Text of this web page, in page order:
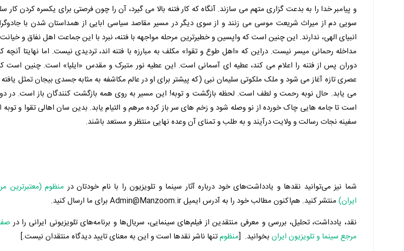
و پیامبر خدا را به بدعت گزاری متهم می سازند. آنگاه که کار فتنه بالا می گیرد، آن را چون فرصتی برای یکسره کردن کار
سویی دم از میراث شریعت موسی می زنند و از سوی دیگر در مسیر مقاصد سیاسی ابایی از همداستان شدن با
انبیای الهی، ندارند. این چنین است که واپسین و خطیرترین مرحله مواجهه با فتنه، نبرد با این جماعت اهل نفاق و
مداخله رحمانی میسر نیست. دراین که «اهل طوع و تقوا» مکلف به مبارزه با فتنه اند، تردیدی نیست. اما نهایتا آنچه
دوران پس از فتنه را اعلام می کند، عطیه ای آسمانی است. این عطیه نور متبرک و مقدس «ایلیا» است. چنین است
عصری تازه آغاز می شود و ملک ملکوتی سلیمان نبی (که پیشتر برای او در عالم مکاشفه به مثابه جسدی بیجان تمثل یافته
می یابد. حال نوبه رحمت و لطف است. لحظه بازگشت و توبه! این مسیر به روی همه بازگشت کنندگان باز است. در
است تا جامه هایی چاک خورده از نو وصله شود و زخم های سر باز کرده مرهم و التیام یابد. بدین سان اهالی تقوا و توبه
سفینه نجات رسالت و ولایت درآیند و به طلب و تمنای آن وعده نهایی منتظر و مستعد باشند.
شما نیز می‌توانید نقدها و یادداشت‌های خود درباره آثار سینما و تلویزیون را با نام خودتان در منظوم (معتبرترین
ایران) منتشر کنید. هم‌اکنون مطالب خود را به آدرس ایمیل Admin@Manzoom.ir برای ما ارسال کنید.
نقد، یادداشت، تحلیل، بررسی و معرفی منتقدین از فیلم‌های سینمایی، سریال‌ها و برنامه‌های تلویزیونی ایرانی را در
مرجع سینما و تلویزیون ایران بخوانید. [منظومتنها ناشر نقدها است و این به معنای تایید دیدگاه منتقدان نیست.]